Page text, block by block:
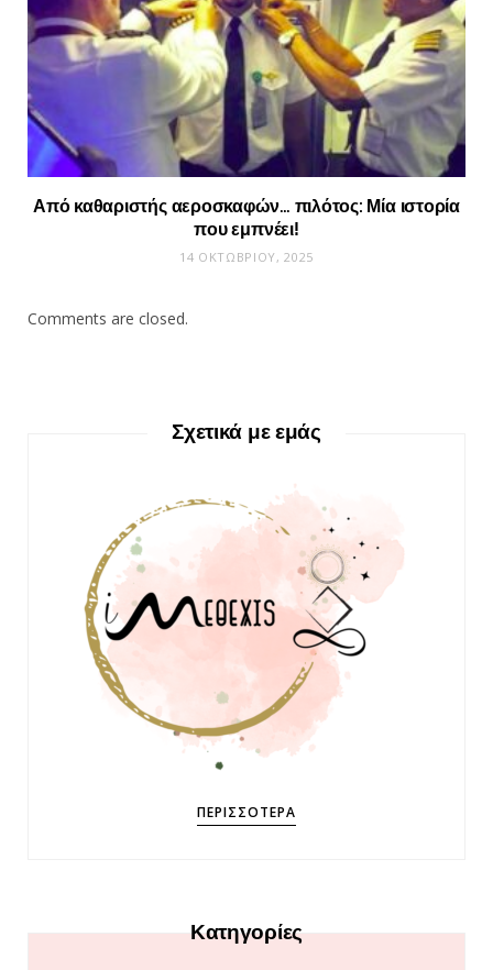
Από καθαριστής αεροσκαφών… πιλότος: Μία ιστορία
που εμπνέει!
14 ΟΚΤΩΒΡΊΟΥ, 2025
Comments are closed.
Σχετικά με εμάς
ΠΕΡΙΣΣΌΤΕΡΑ
Κατηγορίες